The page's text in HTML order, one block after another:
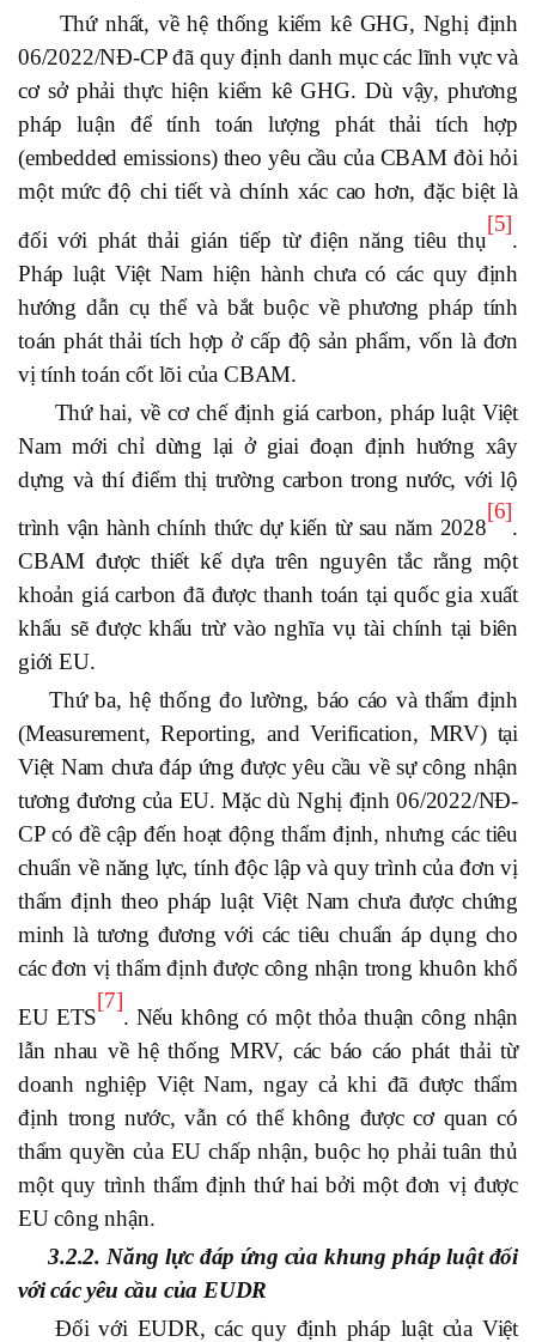
Thứ nhất, về hệ thống kiểm kê GHG, Nghị định
06/2022/NĐ-CP đã quy định danh mục các lĩnh vực và
cơ sở phải thực hiện kiểm kê GHG. Dù vậy, phương
pháp luận để tính toán lượng phát thải tích hợp
(embedded emissions) theo yêu cầu của CBAM đòi hỏi
một mức độ chi tiết và chính xác cao hơn, đặc biệt là
đối với phát thải gián tiếp từ điện năng tiêu thụ
[5]
.
Pháp luật Việt Nam hiện hành chưa có các quy định
hướng dẫn cụ thể và bắt buộc về phương pháp tính
toán phát thải tích hợp ở cấp độ sản phẩm, vốn là đơn
vị tính toán cốt lõi của CBAM.
Thứ hai, về cơ chế định giá carbon, pháp luật Việt
Nam mới chỉ dừng lại ở giai đoạn định hướng xây
dựng và thí điểm thị trường carbon trong nước, với lộ
trình vận hành chính thức dự kiến từ sau năm 2028
[6]
.
CBAM được thiết kế dựa trên nguyên tắc rằng một
khoản giá carbon đã được thanh toán tại quốc gia xuất
khẩu sẽ được khấu trừ vào nghĩa vụ tài chính tại biên
giới EU.
Thứ ba, hệ thống đo lường, báo cáo và thẩm định
(Measurement, Reporting, and Verification, MRV) tại
Việt Nam chưa đáp ứng được yêu cầu về sự công nhận
tương đương của EU. Mặc dù Nghị định 06/2022/NĐ-
CP có đề cập đến hoạt động thẩm định, nhưng các tiêu
chuẩn về năng lực, tính độc lập và quy trình của đơn vị
thẩm định theo pháp luật Việt Nam chưa được chứng
minh là tương đương với các tiêu chuẩn áp dụng cho
các đơn vị thẩm định được công nhận trong khuôn khổ
EU ETS
[7]
. Nếu không có một thỏa thuận công nhận
lẫn nhau về hệ thống MRV, các báo cáo phát thải từ
doanh nghiệp Việt Nam, ngay cả khi đã được thẩm
định trong nước, vẫn có thể không được cơ quan có
thẩm quyền của EU chấp nhận, buộc họ phải tuân thủ
một quy trình thẩm định thứ hai bởi một đơn vị được
EU công nhận.
3.2.2. Năng lực đáp ứng của khung pháp luật đối
với các yêu cầu của EUDR
Đối với EUDR, các quy định pháp luật của Việt